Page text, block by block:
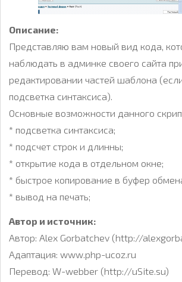
Описание:
Представляю вам новый вид кода,
наблюдать в админке своего сайта
редактировании частей шаблона
подсветка синтаксиса).
Основные возможности данного
* подсветка синтаксиса;
* подсчет строк и длинны;
* открытие кода в отдельном окне;
* быстрое копирование в буфер
* вывод на печать;
Автор и источник:
Автор: Alex Gorbatchev (http://
Адаптация: www.php-ucoz.ru
Перевод: W-webber (http://uSite.su)